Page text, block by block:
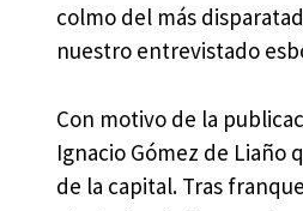
colmo del más
nuestro entrevistado
Con motivo de la
Ignacio Gómez de
de la capital. Tras